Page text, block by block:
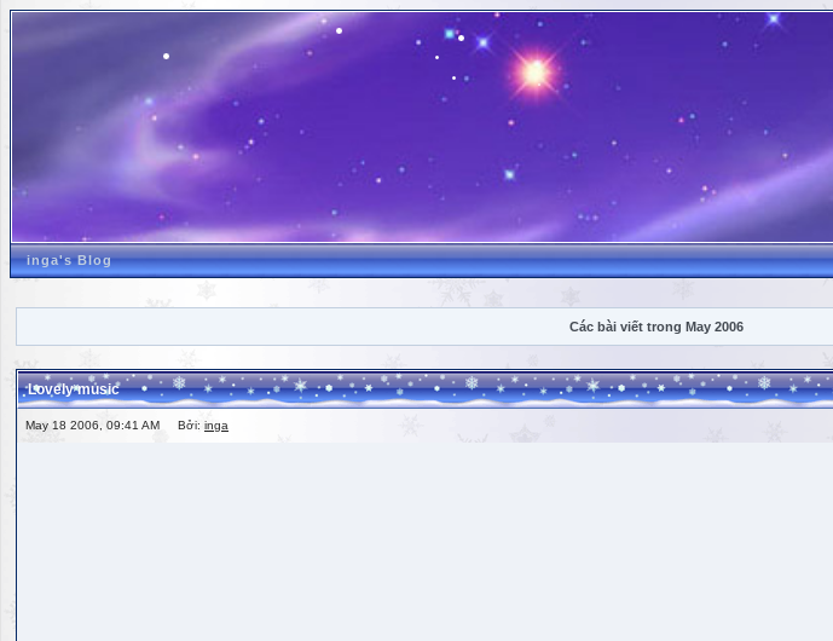
inga's Blog
Các bài viết trong May 2006
Lovely music
May 18 2006, 09:41 AM Bởi: inga